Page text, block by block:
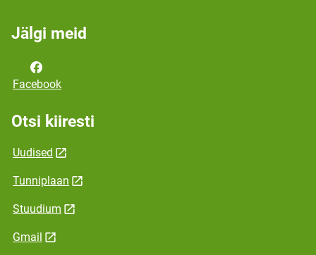
Jälgi meid
Facebook
Otsi kiiresti
Uudised
Tunniplaan
Stuudium
Gmail